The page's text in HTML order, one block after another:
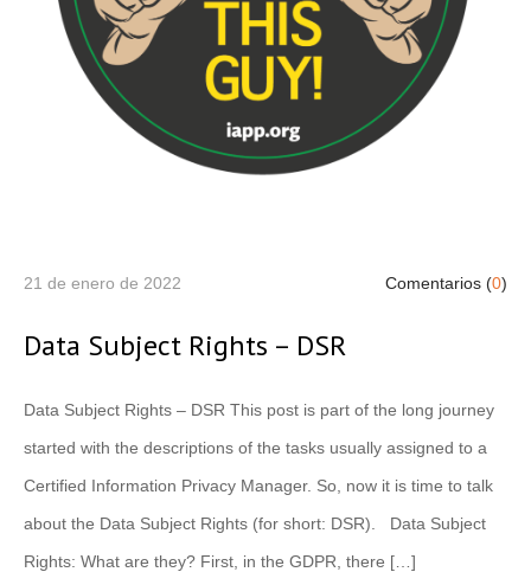
21 de enero de 2022 Comentarios (0)
Data Subject Rights – DSR
Data Subject Rights – DSR This post is part of the long journey
started with the descriptions of the tasks usually assigned to a
Certified Information Privacy Manager. So, now it is time to talk
about the Data Subject Rights (for short: DSR). Data Subject
Rights: What are they? First, in the GDPR, there […]